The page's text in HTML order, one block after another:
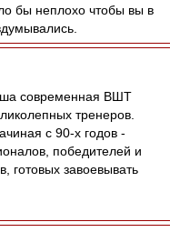
бы неплохо чтобы вы в
современная ВШТ
тренеров.
с 90-х годов -
победителей и
готовых завоевывать